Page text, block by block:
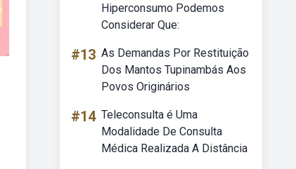
Hiperconsumo Podemos
Considerar Que:
#13 As Demandas Por Restituição
Dos Mantos Tupinambás Aos
Povos Originários
#14 Teleconsulta é Uma
Modalidade De Consulta
Médica Realizada A Distância